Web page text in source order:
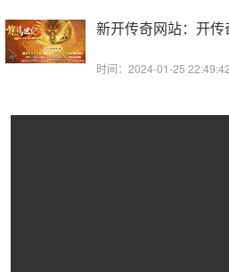
新开传奇网站：开
时间：2024-01-25 22:49:42